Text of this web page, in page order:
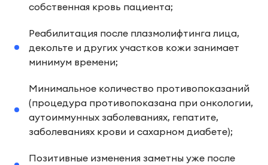
собственная кровь пациента;
Реабилитация после плазмолифтинга лица,
декольте и других участков кожи занимает
минимум времени;
Минимальное количество противопоказаний
(процедура противопоказана при онкологии,
аутоиммунных заболеваниях, гепатите,
заболеваниях крови и сахарном диабете);
Позитивные изменения заметны уже после